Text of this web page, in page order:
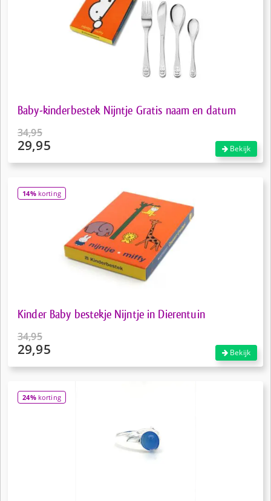
Baby-kinderbestek Nijntje Gratis naam en datum
34,95
Oorspronkelijke
29,95
is:
€29,95.
Bekijk
14%korting
Kinder Baby bestekje Nijntje in Dierentuin
34,95
Oorspronkelijke
29,95
is:
€29,95.
Bekijk
24%korting